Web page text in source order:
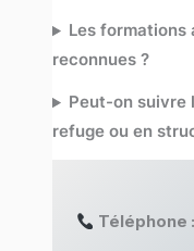
Les
reconnues ?
Peut-on suivre
refuge ou en
Téléphone :